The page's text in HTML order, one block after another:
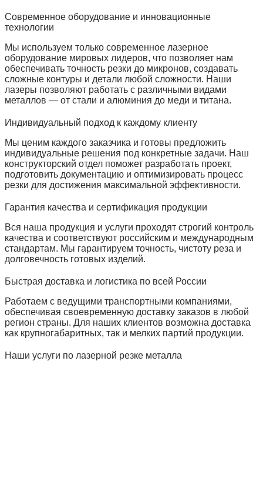
Современное оборудование и инновационные
технологии
Мы используем только современное лазерное
оборудование мировых лидеров, что позволяет нам
обеспечивать точность резки до микронов, создавать
сложные контуры и детали любой сложности. Наши
лазеры позволяют работать с различными видами
металлов — от стали и алюминия до меди и титана.
Индивидуальный подход к каждому клиенту
Мы ценим каждого заказчика и готовы предложить
индивидуальные решения под конкретные задачи. Наш
конструкторский отдел поможет разработать проект,
подготовить документацию и оптимизировать процесс
резки для достижения максимальной эффективности.
Гарантия качества и сертификация продукции
Вся наша продукция и услуги проходят строгий контроль
качества и соответствуют российским и международным
стандартам. Мы гарантируем точность, чистоту реза и
долговечность готовых изделий.
Быстрая доставка и логистика по всей России
Работаем с ведущими транспортными компаниями,
обеспечивая своевременную доставку заказов в любой
регион страны. Для наших клиентов возможна доставка
как крупногабаритных, так и мелких партий продукции.
Наши услуги по лазерной резке металла